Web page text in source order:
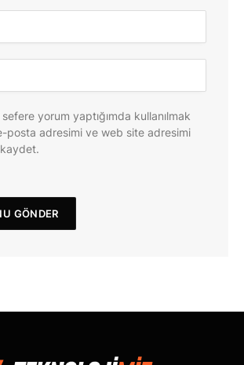
yorum yaptığımda kullanılmak
posta adresimi ve web site adresimi
kaydet.